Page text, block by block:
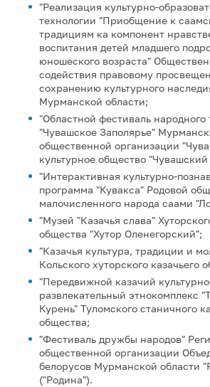
"Реализация культурно-
технологии "Приобщение к
традициям ка компонент
воспитания детей младшего
юношеского возраста"
содействия правовому
сохранению культурного
Мурманской области;
"Областной фестиваль народного
"Чувашское Заполярье"
общественной организации
культурное общество
"Интерактивная культурно-
программа "Кувакса" Родовой
малочисленного народа саами
"Музей "Казачья слава"
общества "Хутор Оленегорский";
"Казачья культура, традиции и
Кольского хуторского казачьего
"Передвижной казачий
развлекательный этнокомплекс
Курень" Туломского станичного
общества;
"Фестиваль дружбы народов"
общественной организации
белорусов Мурманской области
("Родина").